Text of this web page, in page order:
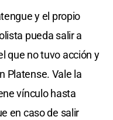
y el propio
pueda salir a
que no tuvo acción y
Platense. Vale la
vínculo hasta
en caso de salir